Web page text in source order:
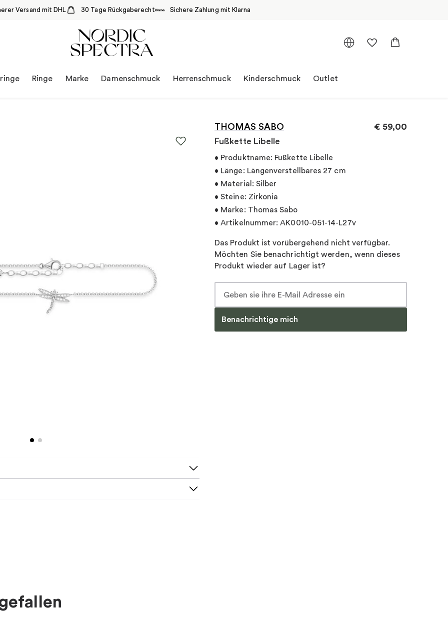
Versand mit DHL 30 Tage Rückgaberecht Sichere Zahlung mit Klarna
Ringe Marke Damenschmuck Herrenschmuck Kinderschmuck Outlet
THOMAS SABO
Fußkette Libelle
€ 59,00
• Produktname: Fußkette Libelle
• Länge: Längenverstellbares 27 cm
• Material: Silber
• Steine: Zirkonia
• Marke: Thomas Sabo
• Artikelnummer: AK0010-051-14-L27v
Das Produkt ist vorübergehend nicht verfügbar.
Möchten Sie benachrichtigt werden, wenn dieses
Produkt wieder auf Lager ist?
Benachrichtige mich